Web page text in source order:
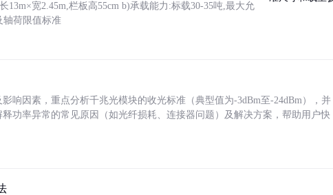
13m×宽2.45m,栏板高55cm b)承载能力:标载30-35吨,最大允
轴荷限值标准
响因素，重点分析千兆光模块的收光标准（典型值为-3dBm至-24dBm），并
功率异常的常见原因（如光纤损耗、连接器问题）及解决方案，帮助用户快